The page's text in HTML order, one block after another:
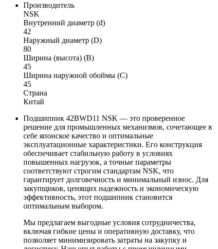
Производитель
NSK
Внутренний диаметр (d)
42
Наружный диаметр (D)
80
Ширина (высота) (B)
45
Ширина наружной обоймы (C)
45
Страна
Китай
Подшипник 42BWD11 NSK — это проверенное
решение для промышленных механизмов, сочетающее в
себе японское качество и оптимальные
эксплуатационные характеристики. Его конструкция
обеспечивает стабильную работу в условиях
повышенных нагрузок, а точные параметры
соответствуют строгим стандартам NSK, что
гарантирует долговечность и минимальный износ. Для
закупщиков, ценящих надежность и экономическую
эффективность, этот подшипник становится
оптимальным выбором.
Мы предлагаем выгодные условия сотрудничества,
включая гибкие цены и оперативную доставку, что
позволяет минимизировать затраты на закупку и